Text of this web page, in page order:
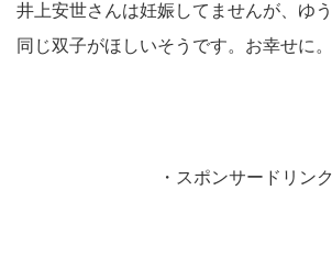
井上安世さんは妊娠してませんが、ゆ
同じ双子がほしいそうです。お幸せに。
・スポンサードリンク